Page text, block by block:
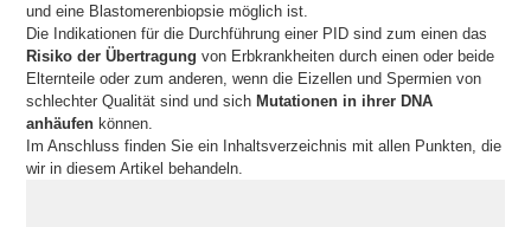
und eine Blastomerenbiopsie möglich ist.
Die Indikationen für die Durchführung einer PID sind zum einen das
Risiko der Übertragung von Erbkrankheiten durch einen oder beide
Elternteile oder zum anderen, wenn die Eizellen und Spermien von
schlechter Qualität sind und sich Mutationen in ihrer DNA
anhäufen können.
Im Anschluss finden Sie ein Inhaltsverzeichnis mit allen Punkten, die
wir in diesem Artikel behandeln.